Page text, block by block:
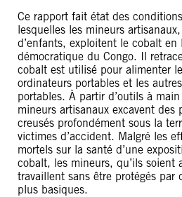
Ce rapport fait état des
lesquelles les mineurs
d’enfants, exploitent le cobalt en
démocratique du Congo. Il
cobalt est utilisé pour alimenter
ordinateurs portables et les
portables. À partir d’outils à
mineurs artisanaux excavent des
creusés profondément sous la
victimes d’accident. Malgré les
mortels sur la santé d’une
cobalt, les mineurs, qu’ils soient
travaillent sans être protégés par
plus basiques.